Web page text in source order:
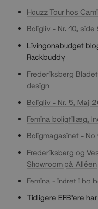
Houzz Tour hos
Boligliv - Nr. 10,
Livingonabudget
Rackbuddy
Frederiksberg
design
Boligliv - Nr. 5, Maj
Femina boligtillæg,
Boligmagasinet -
Frederiksberg og
Showroom på Alléen
Femina - indret i bo
Tidligere EFB'ere